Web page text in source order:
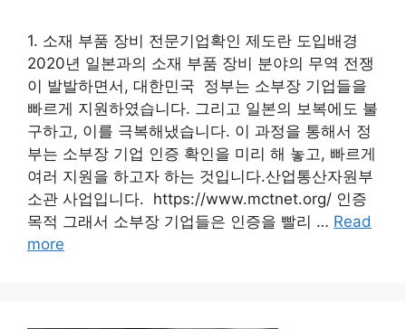
1. 소재 부품 장비 전문기업확인 제도란 도입배경
2020년 일본과의 소재 부품 장비 분야의 무역 전쟁
이 발발하면서, 대한민국 정부는 소부장 기업들을
빠르게 지원하였습니다. 그리고 일본의 보복에도 불
구하고, 이를 극복해냈습니다. 이 과정을 통해서 정
부는 소부장 기업 인증 확인을 미리 해 놓고, 빠르게
여러 지원을 하고자 하는 것입니다.산업통산자원부
소관 사업입니다. https://www.mctnet.org/ 인증
목적 그래서 소부장 기업들은 인증을 빨리 … Read
more